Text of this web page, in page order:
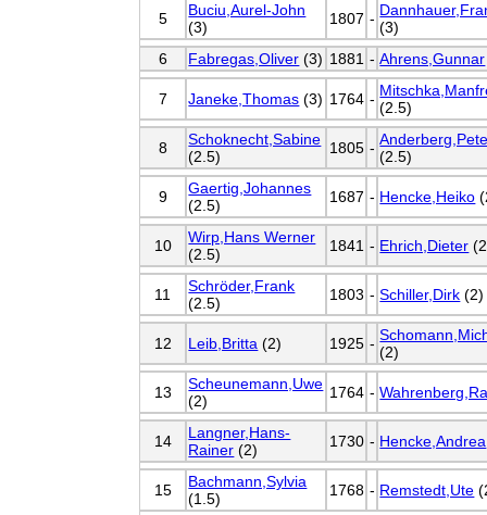
5
Buciu,Aurel-John
(3)
1807 - (3)
6
Fabregas,Oliver (3) 1881 - Ahrens,Gunnar
7 Janeke,Thomas (3) 1764 - (2.5)
8
Schoknecht,Sabine
(2.5)
1805 - (2.5)
9
Gaertig,Johannes
(2.5)
1687 - Hencke,Heiko
10
Wirp,Hans Werner
(2.5)
1841 - Ehrich,Dieter
11
Schröder,Frank
(2.5)
1803 - Schiller,Dirk (2)
12 Leib,Britta (2) 1925 - (2)
13
Scheunemann,Uwe
(2)
1764 -
14
Langner,Hans-
Rainer (2) 1730 - Hencke,Andrea
15
Bachmann,Sylvia
(1.5)
1768 - Remstedt,Ute